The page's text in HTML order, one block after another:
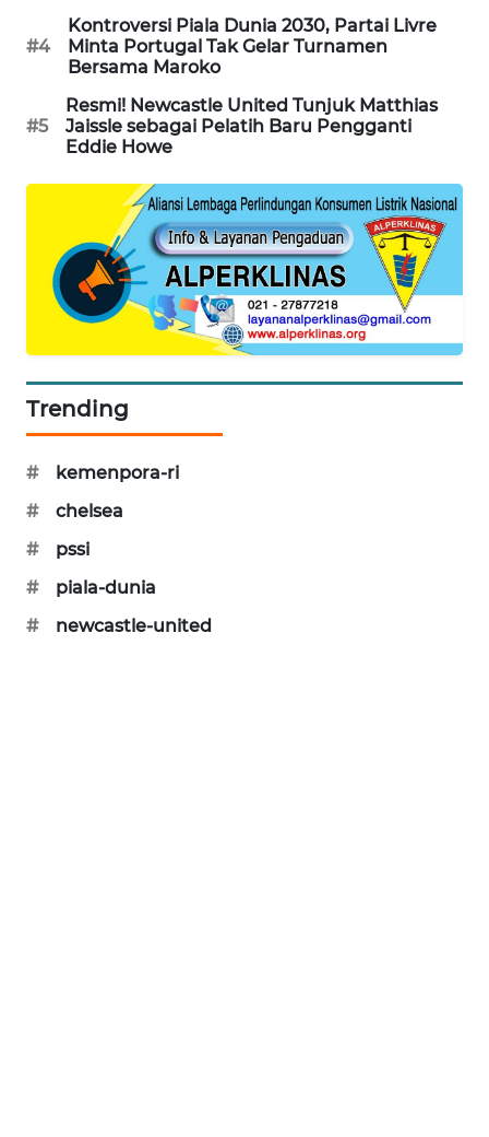
#4
Kontroversi Piala Dunia 2030, Partai Livre
Minta Portugal Tak Gelar Turnamen
Bersama Maroko
#5
Resmi! Newcastle United Tunjuk Matthias
Jaissle sebagai Pelatih Baru Pengganti
Eddie Howe
Trending
#
kemenpora-ri
#
chelsea
#
pssi
#
piala-dunia
#
newcastle-united
WAHANANEWS
CO ID
WAHANANEWS
NET
WAHANA
WAHANA
UMKM
WAHANA
WAHANA